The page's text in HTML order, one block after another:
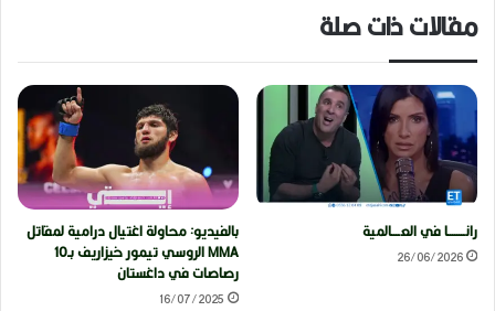
مقالات ذات صلة
رانــــــــا في العــــالمية
26/06/2026
بالفيديو: محاولة اغتيال درامية لمقاتل
MMA الروسي تيمور خيزاريف بـ10
رصاصات في داغستان
16/07/2025